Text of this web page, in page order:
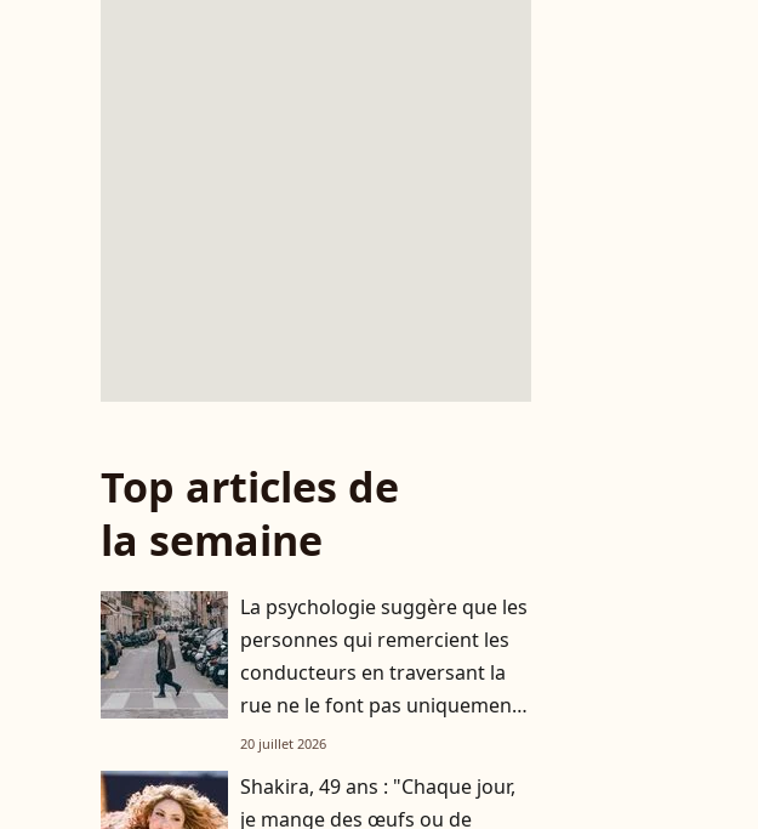
Top articles de
la semaine
La psychologie suggère que les
personnes qui remercient les
conducteurs en traversant la
rue ne le font pas uniquement
par gratitude
20 juillet 2026
Shakira, 49 ans : "Chaque jour,
je mange des œufs ou de